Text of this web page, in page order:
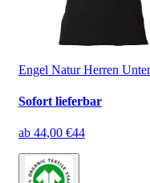
Engel Natur Herren
Sofort lieferbar
ab 44,00 €44